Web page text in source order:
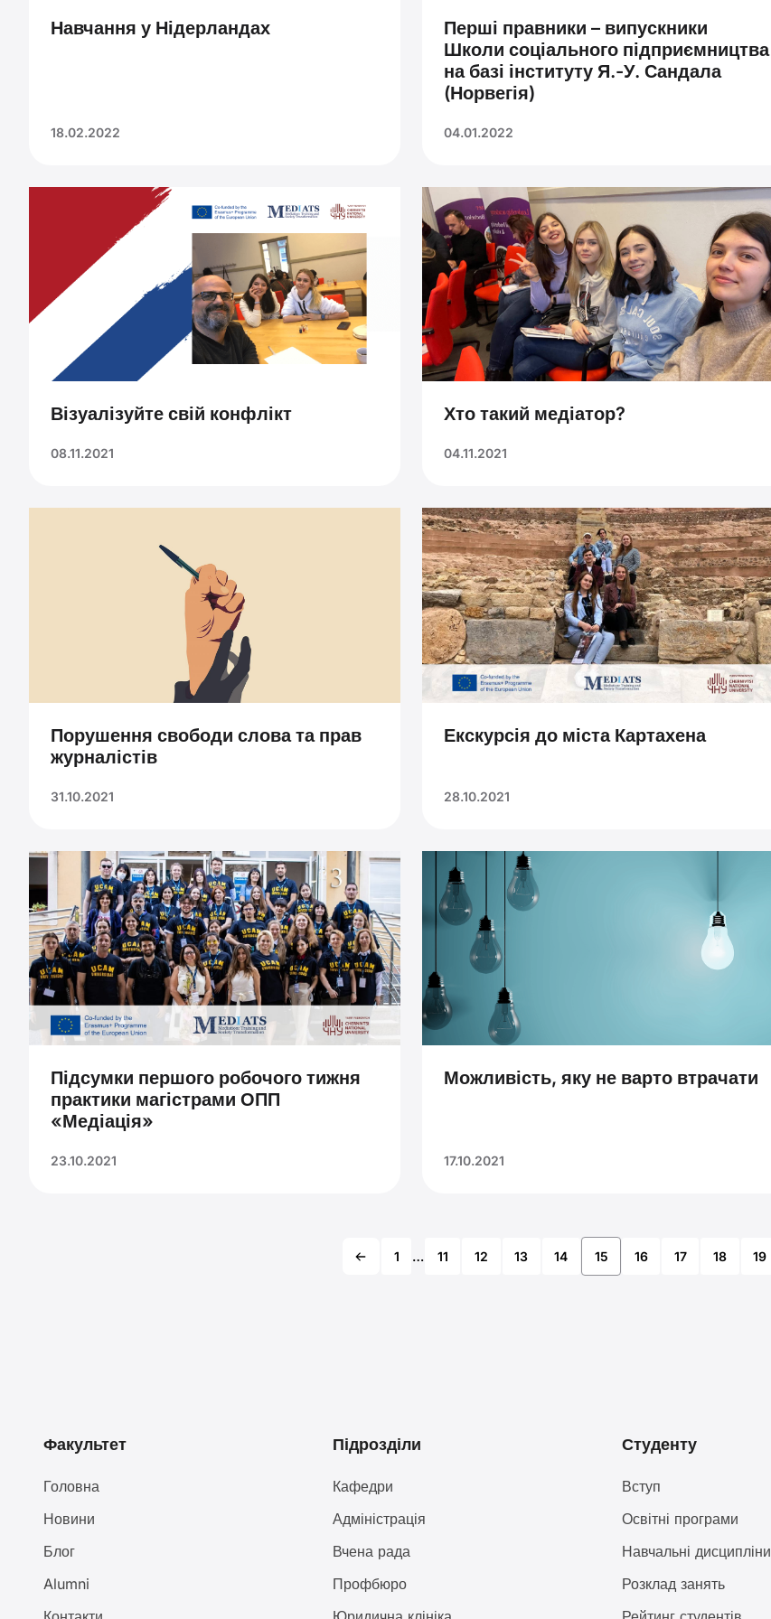
Навчання у Нідерландах
18.02.2022
Перші правники – випускники
Школи соціального підприємництва
на базі інституту Я.-У. Сандала
(Норвегія)
04.01.2022
Візуалізуйте свій конфлікт
08.11.2021
Хто такий медіатор?
04.11.2021
Порушення свободи слова та прав
журналістів
31.10.2021
Екскурсія до міста Картахена
28.10.2021
Підсумки першого робочого тижня
практики магістрами ОПП
«Медіація»
23.10.2021
Можливість, яку не варто втрачати
17.10.2021
1 … 11 12 13 14 15 16 17 18 19
Факультет
Головна
Новини
Блог
Alumni
Підрозділи
Кафедри
Адміністрація
Вчена рада
Профбюро
Студенту
Вступ
Освітні програми
Навчальні дисципліни
Розклад занять